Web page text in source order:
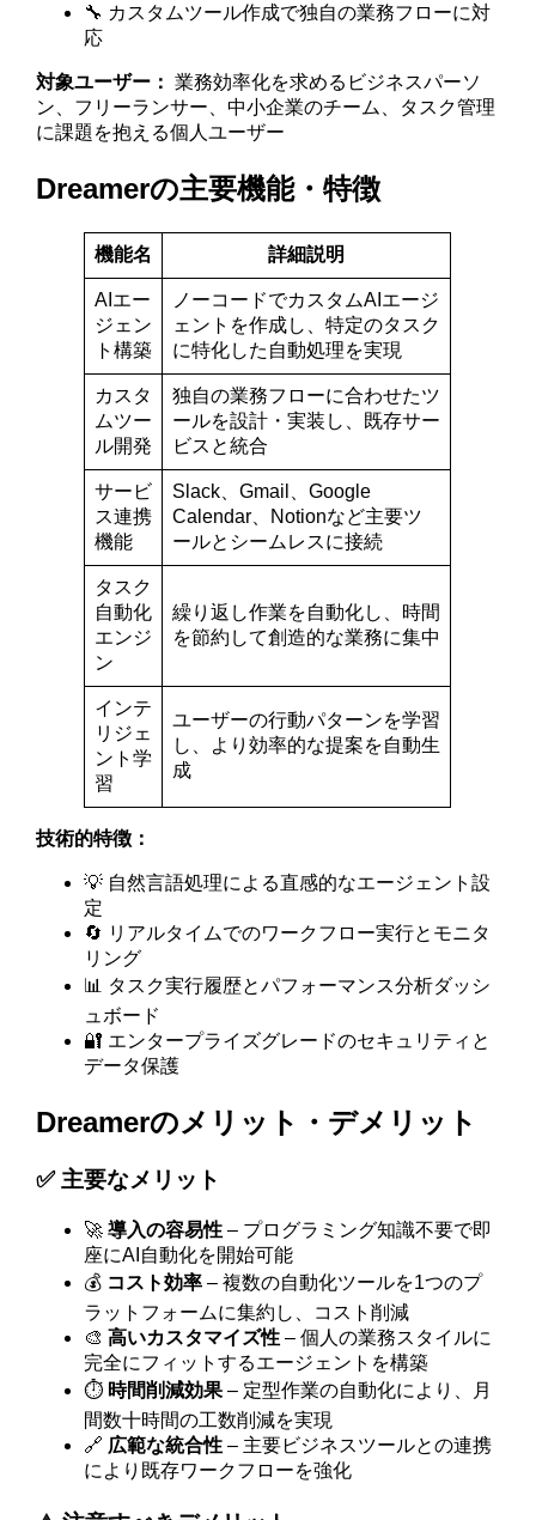
🔧 カスタムツール作成で独自の業務フローに対
応
対象ユーザー： 業務効率化を求めるビジネスパーソ
ン、フリーランサー、中小企業のチーム、タスク管理
に課題を抱える個人ユーザー
Dreamerの主要機能・特徴
機能名 詳細説明
AIエー
ジェン
ト構築
ノーコードでカスタムAIエージ
ェントを作成し、特定のタスク
に特化した自動処理を実現
カスタ
ムツー
ル開発
独自の業務フローに合わせたツ
ールを設計・実装し、既存サー
ビスと統合
サービ
ス連携
機能
Slack、Gmail、Google
Calendar、Notionなど主要ツ
ールとシームレスに接続
タスク
自動化
エンジ
ン
繰り返し作業を自動化し、時間
を節約して創造的な業務に集中
インテ
リジェ
ント学
習
ユーザーの行動パターンを学習
し、より効率的な提案を自動生
成
技術的特徴：
💡 自然言語処理による直感的なエージェント設
定
🔄 リアルタイムでのワークフロー実行とモニタ
リング
📊 タスク実行履歴とパフォーマンス分析ダッシ
ュボード
🔐 エンタープライズグレードのセキュリティと
データ保護
Dreamerのメリット・デメリット
✅ 主要なメリット
🚀導入の容易性 – プログラミング知識不要で即
座にAI自動化を開始可能
💰 コスト効率 – 複数の自動化ツールを1つのプ
ラットフォームに集約し、コスト削減
🎨高いカスタマイズ性 – 個人の業務スタイルに
完全にフィットするエージェントを構築
⏱️ 時間削減効果 – 定型作業の自動化により、月
間数十時間の工数削減を実現
🔗 広範な統合性 – 主要ビジネスツールとの連携
により既存ワークフローを強化